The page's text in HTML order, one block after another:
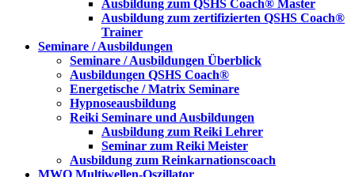
Ausbildung zum QSHS Coach® Master
Ausbildung zum zertifizierten QSHS Coach®
Trainer
Seminare / Ausbildungen
Seminare / Ausbildungen Überblick
Ausbildungen QSHS Coach®
Energetische / Matrix Seminare
Hypnoseausbildung
Reiki Seminare und Ausbildungen
Ausbildung zum Reiki Lehrer
Seminar zum Reiki Meister
Ausbildung zum Reinkarnationscoach
MWO Multiwellen-Oszillator